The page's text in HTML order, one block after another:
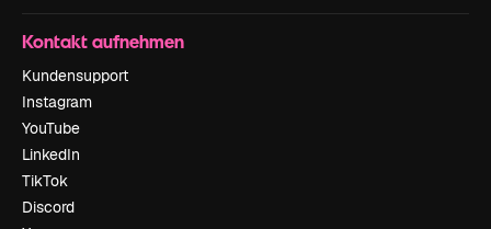
Kontakt aufnehmen
Kundensupport
Instagram
YouTube
LinkedIn
TikTok
Discord